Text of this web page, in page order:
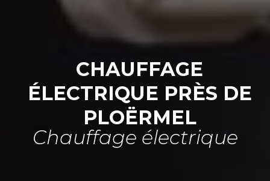
CHAUFFAGE
ÉLECTRIQUE PRÈS DE
PLOËRMEL
Chauffage électrique